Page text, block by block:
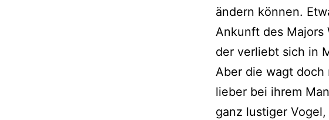
ändern können.
Ankunft des Majors
der verliebt sich in
Aber die wagt
lieber bei ihrem
ganz lustiger